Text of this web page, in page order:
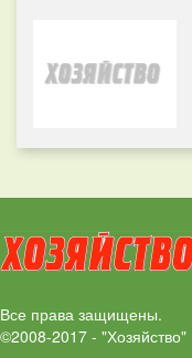
Все права защищены.
©2008-2017 - "Хозяйство"